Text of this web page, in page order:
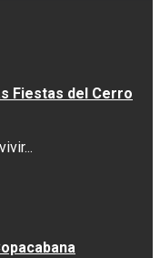
Fiestas del Cerro